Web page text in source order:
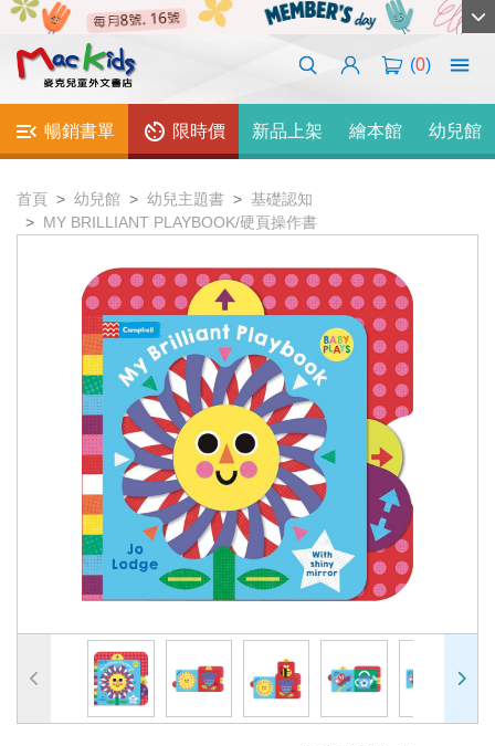
(0)
暢銷書單 限時價 新品上架 繪本館 幼兒館
首頁 幼兒館 幼兒主題書
基礎認知
MY BRILLIANT PLAYBOOK/硬頁操作書